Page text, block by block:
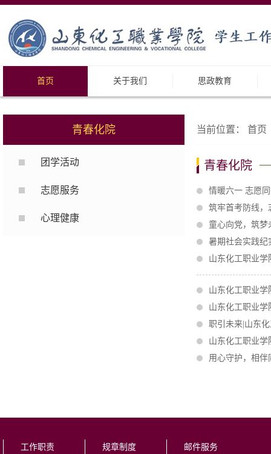
首页 关于我们 思政教育
青春化院
团学活动
志愿服务
心理健康
当前位置： 首页
青春化院
情暖六一 志愿
筑牢首考防线，
童心向党，筑梦
暑期社会实践纪
山东化工职业
山东化工职业学
山东化工职业学
职引未来|山东
山东化工职业学
用心守护，相伴
工作职责 规章制度 邮件服务